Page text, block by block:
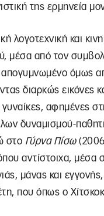
της ερμηνεία
λογοτεχνική και
μέσα από τον
απογυμνωμένο όμως
διαρκώς εικόνες
γυναίκες, αφημένες
δυναμισμού-
στο Γύρνα Πίσω
αντίστοιχα, μέσα
μάνας και
που όπως ο